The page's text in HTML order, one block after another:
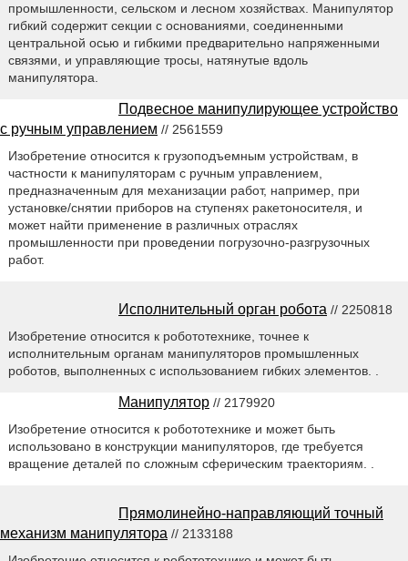
промышленности, сельском и лесном хозяйствах. Манипулятор
гибкий содержит секции с основаниями, соединенными
центральной осью и гибкими предварительно напряженными
связями, и управляющие тросы, натянутые вдоль
манипулятора.
Подвесное манипулирующее устройство
с ручным управлением // 2561559
Изобретение относится к грузоподъемным устройствам, в
частности к манипуляторам с ручным управлением,
предназначенным для механизации работ, например, при
установке/снятии приборов на ступенях ракетоносителя, и
может найти применение в различных отраслях
промышленности при проведении погрузочно-разгрузочных
работ.
Исполнительный орган робота // 2250818
Изобретение относится к робототехнике, точнее к
исполнительным органам манипуляторов промышленных
роботов, выполненных с использованием гибких элементов. .
Манипулятор // 2179920
Изобретение относится к робототехнике и может быть
использовано в конструкции манипуляторов, где требуется
вращение деталей по сложным сферическим траекториям. .
Прямолинейно-направляющий точный
механизм манипулятора // 2133188